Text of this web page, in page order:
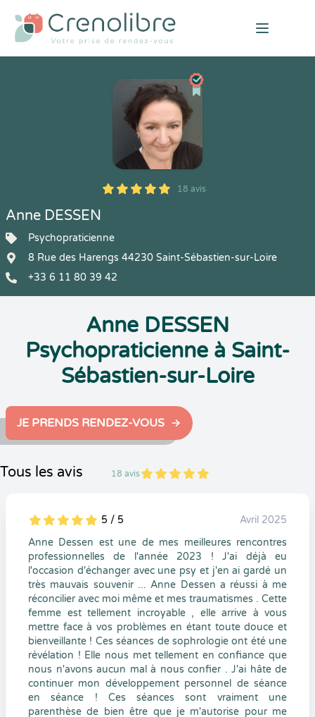
Open
5
1
5
18 18 avis
Anne DESSEN
Psychopraticienne
8 Rue des Harengs 44230 Saint-Sébastien-sur-Loire
+33 6 11 80 39 42
Anne DESSEN
Psychopraticienne à Saint-
Sébastien-sur-Loire
JE PRENDS RENDEZ-VOUS
Tous les avis 18 avis 5
1
5
18
5
1
5
0 5 / 5
Avril 2025
Anne Dessen est une de mes meilleures rencontres
professionnelles de l'année 2023 ! J'ai déjà eu
l'occasion d'échanger avec une psy et j'en ai gardé un
très mauvais souvenir ... Anne Dessen a réussi à me
réconcilier avec moi même et mes traumatismes . Cette
femme est tellement incroyable , elle arrive à vous
mettre face à vos problèmes en étant toute douce et
bienveillante ! Ces séances de sophrologie ont été une
révélation ! Elle nous met tellement en confiance que
nous n'avons aucun mal à nous confier . J'ai hâte de
continuer mon développement personnel de séance
en séance ! Ces séances sont vraiment une
parenthèse de bien être que je m'autorise pour me